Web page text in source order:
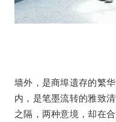
墙外，是商埠遗存的繁
内，是笔墨流转的雅致
之隔，两种意境，却在合